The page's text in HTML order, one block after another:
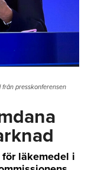
från presskonferensen
för läkemedel i